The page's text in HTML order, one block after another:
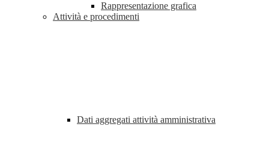
Rappresentazione grafica
Attività e procedimenti
Dati aggregati attività amministrativa